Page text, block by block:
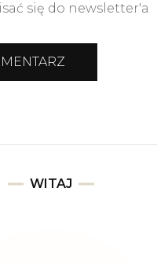
się do newsletter'a
WITAJ